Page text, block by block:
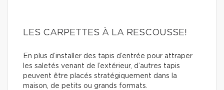
LES CARPETTES À LA RESCOUSSE!
En plus d’installer des tapis d’entrée pour attraper
les saletés venant de l’extérieur, d’autres tapis
peuvent être placés stratégiquement dans la
maison, de petits ou grands formats.